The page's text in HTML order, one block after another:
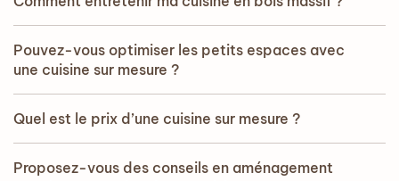
Pouvez-vous optimiser les petits espaces avec
une cuisine sur mesure ?
Quel est le prix d’une cuisine sur mesure ?
Proposez-vous des conseils en aménagement